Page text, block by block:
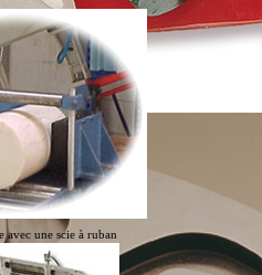
avec une scie à ruban